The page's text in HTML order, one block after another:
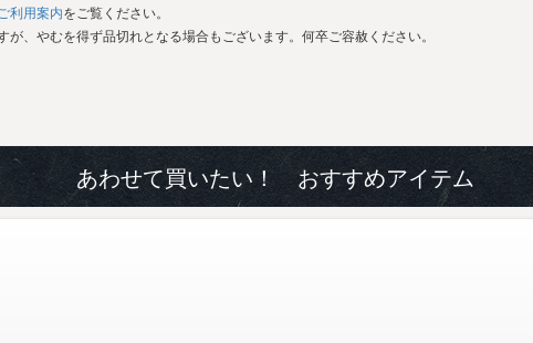
ご利用案内をご覧ください。
が、やむを得ず品切れとなる場合もございます。何卒ご容赦ください。
あわせて買いたい！ おすすめアイテム